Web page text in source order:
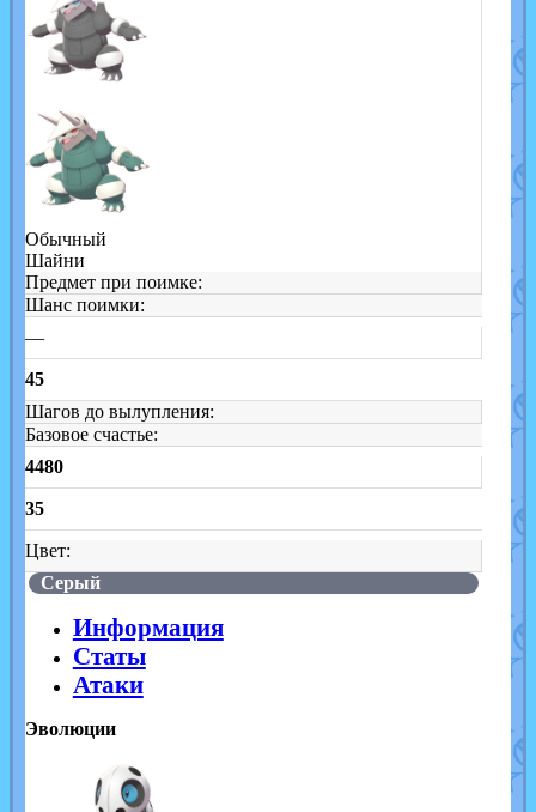
Обычный
Шайни
Предмет при поимке:
Шанс поимки:
—
45
Шагов до вылупления:
Базовое счастье:
4480
35
Цвет:
Серый
Информация
Статы
Атаки
Эволюции